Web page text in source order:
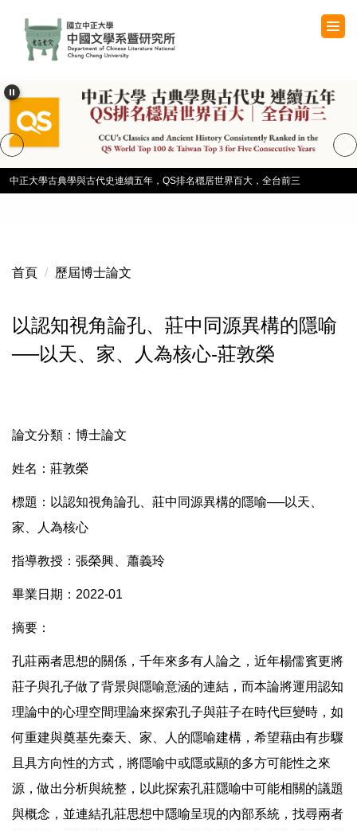
內
區
中正大學古典學與古代史連續五年，QS排名穩居世界百大，全台前三
首頁 歷屆博士論文
以認知視角論孔、莊中同源異構的隱喻
──以天、家、人為核心-莊敦榮
論文分類：博士論文
姓名：莊敦榮
標題：以認知視角論孔、莊中同源異構的隱喻──以天、
家、人為核心
指導教授：張榮興、蕭義玲
畢業日期：2022-01
摘要：
孔莊兩者思想的關係，千年來多有人論之，近年楊儒賓更將
莊子與孔子做了背景與隱喻意涵的連結，而本論將運用認知
理論中的心理空間理論來探索孔子與莊子在時代巨變時，如
何重建與奠基先秦天、家、人的隱喻建構，希望藉由有步驟
且具方向性的方式，將隱喻中或隱或顯的多方可能性之來
源，做出分析與統整，以此探索孔莊隱喻中可能相關的議題
與概念，並連結孔莊思想中隱喻呈現的內部系統，找尋兩者